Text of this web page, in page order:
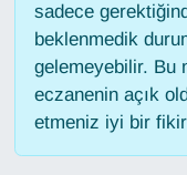
sadece
beklenmedik
gelemeyebilir. Bu
eczanenin açık
etmeniz iyi bir
Haber
HABERDE